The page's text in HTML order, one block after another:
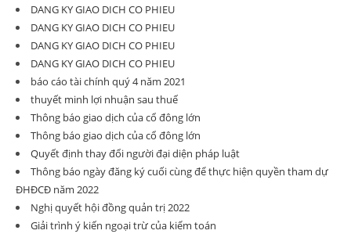
DANG KY GIAO DICH CO PHIEU
DANG KY GIAO DICH CO PHIEU
DANG KY GIAO DICH CO PHIEU
DANG KY GIAO DICH CO PHIEU
báo cáo tài chính quý 4 năm 2021
thuyết minh lợi nhuận sau thuế
Thông báo giao dịch của cổ đông lớn
Thông báo giao dịch của cổ đông lớn
Quyết định thay đổi người đại diện pháp luật
Thông báo ngày đăng ký cuối cùng để thực hiện quyền tham dự
ĐHĐCĐ năm 2022
Nghị quyết hội đồng quản trị 2022
Giải trình ý kiến ngoại trừ của kiểm toán